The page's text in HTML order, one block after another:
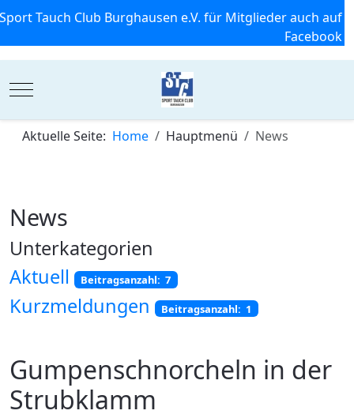
Sport Tauch Club Burghausen e.V. für Mitglieder auch auf
Facebook
Mobile Menu Toggle
Aktuelle Seite: Home Hauptmenü News
News
Unterkategorien
Aktuell
Beitragsanzahl: 7
Kurzmeldungen Beitragsanzahl: 1
Gumpenschnorcheln in der
Strubklamm